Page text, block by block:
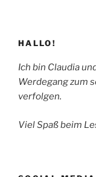
HALLO!
Ich bin Claudia
Werdegang zum
verfolgen.
Viel Spaß beim